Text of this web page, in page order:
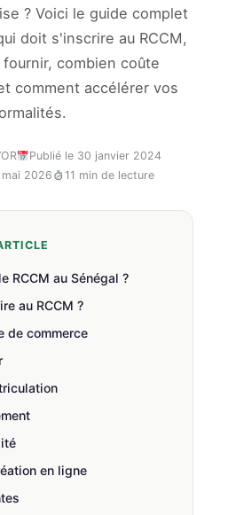
? Voici le guide complet
doit s'inscrire au RCCM,
combien coûte
comment accélérer vos
Publié le 30 janvier 2024
2026
11 min de lecture
RCCM au Sénégal ?
au RCCM ?
de commerce
en ligne